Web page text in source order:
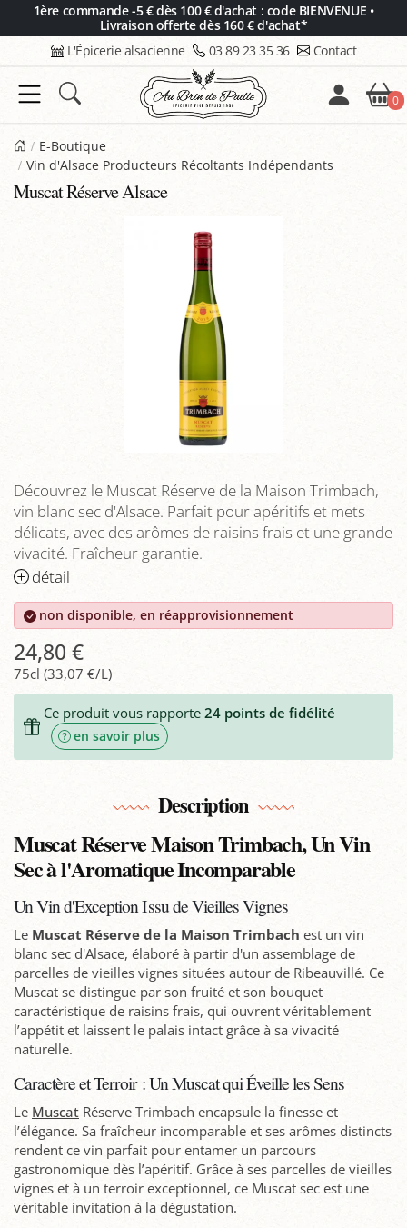
1ère commande -5 € dès 100 € d'achat : code BIENVENUE •
Livraison offerte dès 160 € d'achat*
L'Épicerie alsacienne 03 89 23 35 36 Contact
0
E-Boutique
Vin d'Alsace Producteurs Récoltants Indépendants
Muscat Réserve Alsace
Découvrez le Muscat Réserve de la Maison Trimbach,
vin blanc sec d'Alsace. Parfait pour apéritifs et mets
délicats, avec des arômes de raisins frais et une grande
vivacité. Fraîcheur garantie.
détail
non disponible, en réapprovisionnement
24,80 €
75cl (33,07 €/L)
Ce produit vous rapporte24 points de fidélité
en savoir plus
Description
Muscat Réserve Maison Trimbach, Un Vin
Sec à l'Aromatique Incomparable
Un Vin d'Exception Issu de Vieilles Vignes
Le Muscat Réserve de la Maison Trimbach est un vin
blanc sec d'Alsace, élaboré à partir d'un assemblage de
parcelles de vieilles vignes situées autour de Ribeauvillé. Ce
Muscat se distingue par son fruité et son bouquet
caractéristique de raisins frais, qui ouvrent véritablement
l’appétit et laissent le palais intact grâce à sa vivacité
naturelle.
Caractère et Terroir : Un Muscat qui Éveille les Sens
Le Muscat Réserve Trimbach encapsule la finesse et
l’élégance. Sa fraîcheur incomparable et ses arômes distincts
rendent ce vin parfait pour entamer un parcours
gastronomique dès l’apéritif. Grâce à ses parcelles de vieilles
vignes et à un terroir exceptionnel, ce Muscat sec est une
véritable invitation à la dégustation.
Panneau de gestion des cookies